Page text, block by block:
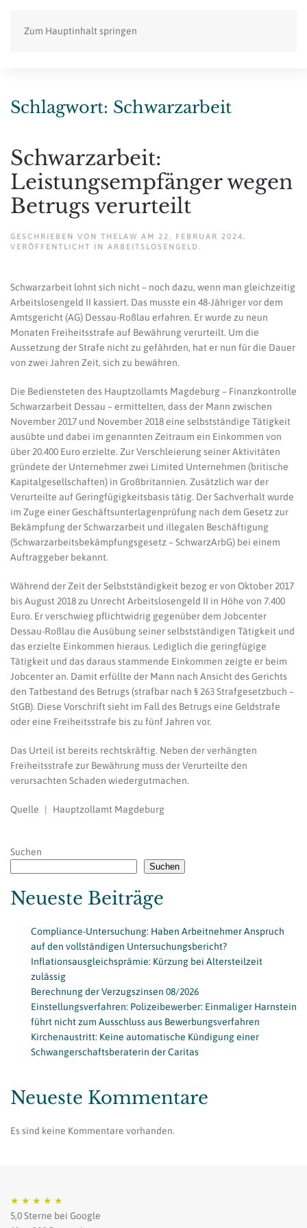
Zum Hauptinhalt springen
Schlagwort: Schwarzarbeit
Schwarzarbeit:
Leistungsempfänger wegen
Betrugs verurteilt
GESCHRIEBEN VON THELAW AM 22. FEBRUAR 2024 .
VERÖFFENTLICHT IN ARBEITSLOSENGELD .
Schwarzarbeit lohnt sich nicht – noch dazu, wenn man gleichzeitig
Arbeitslosengeld II kassiert. Das musste ein 48-Jähriger vor dem
Amtsgericht (AG) Dessau-Roßlau erfahren. Er wurde zu neun
Monaten Freiheitsstrafe auf Bewährung verurteilt. Um die
Aussetzung der Strafe nicht zu gefährden, hat er nun für die Dauer
von zwei Jahren Zeit, sich zu bewähren.
Die Bediensteten des Hauptzollamts Magdeburg – Finanzkontrolle
Schwarzarbeit Dessau – ermittelten, dass der Mann zwischen
November 2017 und November 2018 eine selbstständige Tätigkeit
ausübte und dabei im genannten Zeitraum ein Einkommen von
über 20.400 Euro erzielte. Zur Verschleierung seiner Aktivitäten
gründete der Unternehmer zwei Limited Unternehmen (britische
Kapitalgesellschaften) in Großbritannien. Zusätzlich war der
Verurteilte auf Geringfügigkeitsbasis tätig. Der Sachverhalt wurde
im Zuge einer Geschäftsunterlagenprüfung nach dem Gesetz zur
Bekämpfung der Schwarzarbeit und illegalen Beschäftigung
(Schwarzarbeitsbekämpfungsgesetz – SchwarzArbG) bei einem
Auftraggeber bekannt.
Während der Zeit der Selbstständigkeit bezog er von Oktober 2017
bis August 2018 zu Unrecht Arbeitslosengeld II in Höhe von 7.400
Euro. Er verschwieg pflichtwidrig gegenüber dem Jobcenter
Dessau-Roßlau die Ausübung seiner selbstständigen Tätigkeit und
das erzielte Einkommen hieraus. Lediglich die geringfügige
Tätigkeit und das daraus stammende Einkommen zeigte er beim
Jobcenter an. Damit erfüllte der Mann nach Ansicht des Gerichts
den Tatbestand des Betrugs (strafbar nach § 263 Strafgesetzbuch –
StGB). Diese Vorschrift sieht im Fall des Betrugs eine Geldstrafe
oder eine Freiheitsstrafe bis zu fünf Jahren vor.
Das Urteil ist bereits rechtskräftig. Neben der verhängten
Freiheitsstrafe zur Bewährung muss der Verurteilte den
verursachten Schaden wiedergutmachen.
Quelle | Hauptzollamt Magdeburg
Suchen
Suchen
Neueste Beiträge
Compliance-Untersuchung: Haben Arbeitnehmer Anspruch
auf den vollständigen Untersuchungsbericht?
Inflationsausgleichsprämie: Kürzung bei Altersteilzeit
zulässig
Berechnung der Verzugszinsen 08/2026
Einstellungsverfahren: Polizeibewerber: Einmaliger Harnstein
führt nicht zum Ausschluss aus Bewerbungsverfahren
Kirchenaustritt: Keine automatische Kündigung einer
Schwangerschaftsberaterin der Caritas
Neueste Kommentare
Es sind keine Kommentare vorhanden.
★ ★ ★ ★ ★
5,0 Sterne bei Google